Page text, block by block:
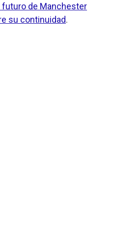
futuro de Manchester
su continuidad.